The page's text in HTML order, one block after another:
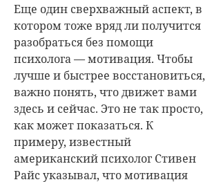
Еще один сверхважный аспект, в
котором тоже вряд ли получится
разобраться без помощи
психолога — мотивация. Чтобы
лучше и быстрее восстановиться,
важно понять, что движет вами
здесь и сейчас. Это не так просто,
как может показаться. К
примеру, известный
американский психолог Стивен
Райс указывал, что мотивация